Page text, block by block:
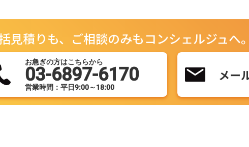
見積りも、ご相談のみもコンシェルジュへ。
お急ぎの方はこちらから
03-6897-6170
営業時間：平日9:00～18:00
メー